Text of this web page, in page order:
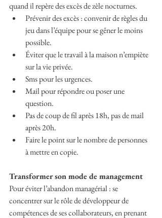
quand il repère des excès de zèle nocturnes.
Prévenir des excès : convenir de règles du
jeu dans l’équipe pour se gêner le moins
possible.
Éviter que le travail à la maison n’empiète
sur la vie privée.
Sms pour les urgences.
Mail pour répondre ou poser une
question.
Pas de coup de fil après 18h, pas de mail
après 20h.
Faire le point sur le nombre de personnes
à mettre en copie.
Transformer son mode de management
Pour éviter l’abandon managérial : se
concentrer sur le rôle de développeur de
compétences de ses collaborateurs, en prenant